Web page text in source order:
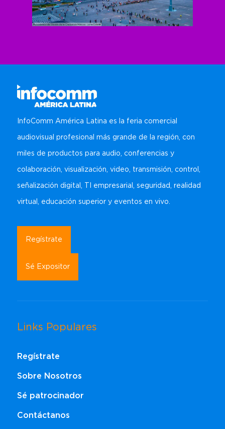
InfoComm América Latina es la feria comercial
audiovisual profesional más grande de la región, con
miles de productos para audio, conferencias y
colaboración, visualización, video, transmisión, control,
señalización digital, TI empresarial, seguridad, realidad
virtual, educación superior y eventos en vivo.
Regístrate
Sé Expositor
Links Populares
Regístrate
Sobre Nosotros
Sé patrocinador
Contáctanos